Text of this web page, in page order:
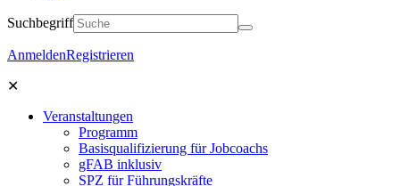
Suchbegriff
AnmeldenRegistrieren
✕
Veranstaltungen
Programm
Basisqualifizierung für Jobcoachs
gFAB inklusiv
SPZ für Führungskräfte